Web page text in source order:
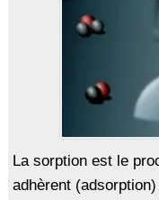
La sorption est le
adhèrent